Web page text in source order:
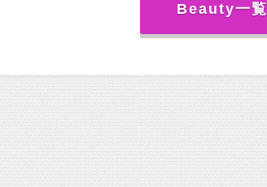
Beauty一覧